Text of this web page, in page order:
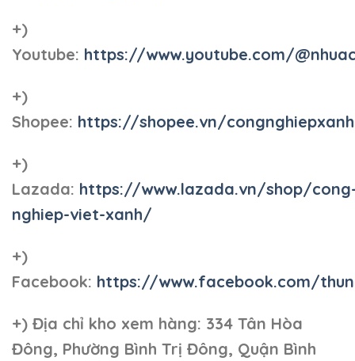
+)
Youtube: https://www.youtube.com/
+)
Shopee: https://shopee.vn/
+)
Lazada: https://www.lazada.vn/shop/
nghiep-viet-xanh/
+)
Facebook: https://www.facebook.com/
+) Địa chỉ kho xem hàng: 334 Tân Hòa
Đông, Phường Bình Trị Đông, Quận Bình